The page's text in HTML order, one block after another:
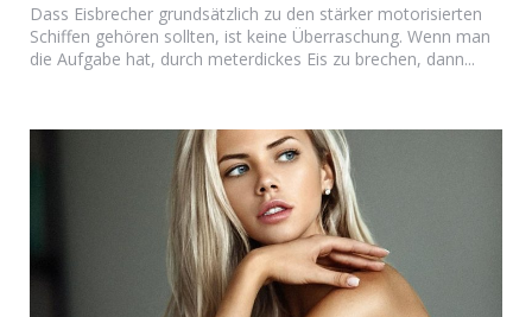
Dass Eisbrecher grundsätzlich zu den stärker motorisierten
Schiffen gehören sollten, ist keine Überraschung. Wenn man
die Aufgabe hat, durch meterdickes Eis zu brechen, dann...